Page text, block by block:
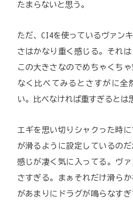
たまらないと思う。
ただ、CI4を使っているヴァン
さはかなり重く感じる。それ
この大きさなのでめちゃくち
なく比べてみるとさすがに全
い。比べなければ重すぎるとは
エギを思い切りシャクった時
が滑るように設定しているの
感じが凄く気に入ってる。ヴ
さすぎる。まぁそれだけ滑ら
があまりにドラグが鳴らなす